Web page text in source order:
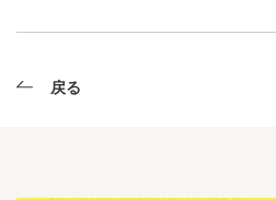
戻る